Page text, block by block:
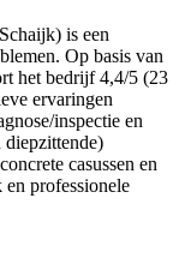
is een
Op basis van
het bedrijf 4,4/5 (23
ervaringen
inspectie en
casussen en
professionele